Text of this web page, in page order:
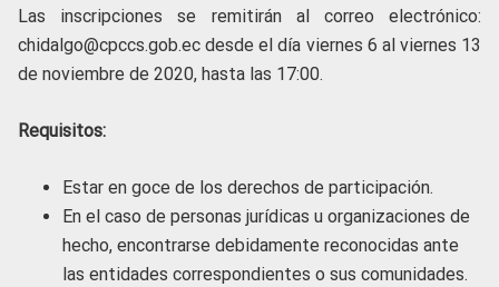
Las inscripciones se remitirán al correo electrónico:
chidalgo@cpccs.gob.ec desde el día viernes 6 al viernes 13
de noviembre de 2020, hasta las 17:00.
Requisitos:
Estar en goce de los derechos de participación.
En el caso de personas jurídicas u organizaciones de
hecho, encontrarse debidamente reconocidas ante
las entidades correspondientes o sus comunidades.